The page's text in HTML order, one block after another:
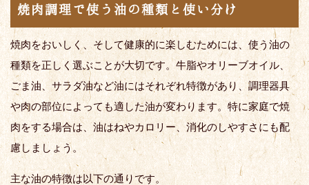
焼肉調理で使う油の種類と使い分け
焼肉をおいしく、そして健康的に楽しむためには、使う油の
種類を正しく選ぶことが大切です。牛脂やオリーブオイル、
ごま油、サラダ油など油にはそれぞれ特徴があり、調理器具
や肉の部位によっても適した油が変わります。特に家庭で焼
肉をする場合は、油はねやカロリー、消化のしやすさにも配
慮しましょう。
主な油の特徴は以下の通りです。